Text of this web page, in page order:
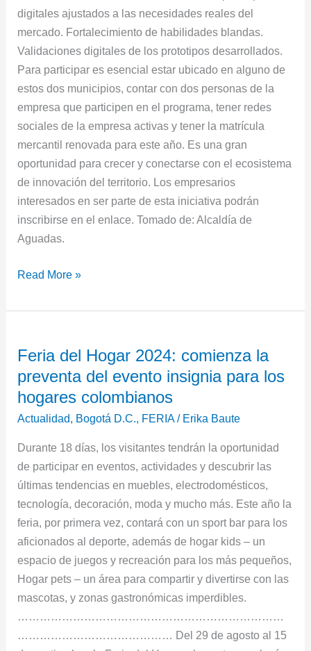
digitales ajustados a las necesidades reales del
mercado. Fortalecimiento de habilidades blandas.
Validaciones digitales de los prototipos desarrollados.
Para participar es esencial estar ubicado en alguno de
estos dos municipios, contar con dos personas de la
empresa que participen en el programa, tener redes
sociales de la empresa activas y tener la matrícula
mercantil renovada para este año. Es una gran
oportunidad para crecer y conectarse con el ecosistema
de innovación del territorio. Los empresarios
interesados en ser parte de esta iniciativa podrán
inscribirse en el enlace. Tomado de: Alcaldía de
Aguadas.
Read More »
Feria del Hogar 2024: comienza la
preventa del evento insignia para los
hogares colombianos
Actualidad, Bogotá D.C., FERIA/ Erika Baute
Durante 18 días, los visitantes tendrán la oportunidad
de participar en eventos, actividades y descubrir las
últimas tendencias en muebles, electrodomésticos,
tecnología, decoración, moda y mucho más. Este año la
feria, por primera vez, contará con un sport bar para los
aficionados al deporte, además de hogar kids – un
espacio de juegos y recreación para los más pequeños,
Hogar pets – un área para compartir y divertirse con las
mascotas, y zonas gastronómicas imperdibles.
………………………………………………………………
…………………………………… Del 29 de agosto al 15
del
Hogar
2024:
comienza
preventa
del
evento
insignia
para
los
hogares
colombianos